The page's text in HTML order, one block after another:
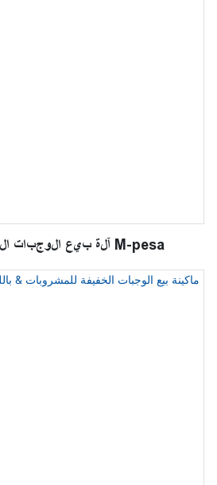
آلة بيع الوجبات الخفيفة كينيا M-pesa